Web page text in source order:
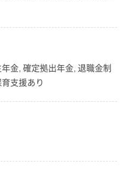
金, 確定拠出年金, 退職金制
支援あり